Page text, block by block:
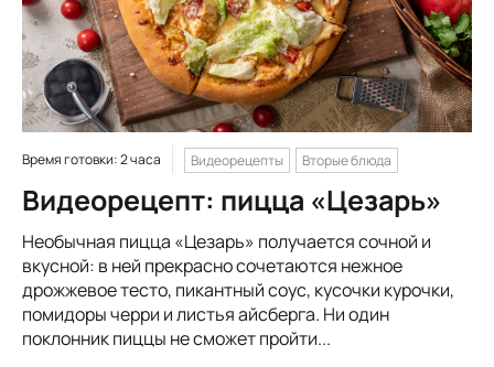
Время готовки: 2 часа Видеорецепты Вторые блюда
Видеорецепт: пицца «Цезарь»
Необычная пицца «Цезарь» получается сочной и
вкусной: в ней прекрасно сочетаются нежное
дрожжевое тесто, пикантный соус, кусочки курочки,
помидоры черри и листья айсберга. Ни один
поклонник пиццы не сможет пройти...